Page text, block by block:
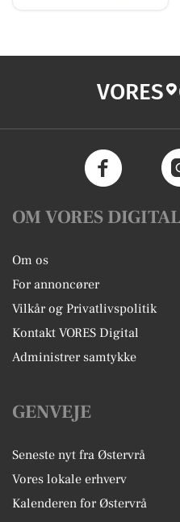
VORES
OM VORES DIGITAL
Om os
For annoncører
Vilkår og Privatlivspolitik
Kontakt VORES Digital
Administrer samtykke
GENVEJE
Seneste nyt fra Østervrå
Vores lokale erhverv
Kalenderen for Østervrå